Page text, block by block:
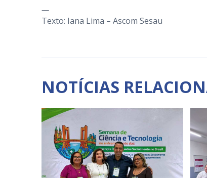
—
Texto: Iana Lima – Ascom Sesau
NOTÍCIAS